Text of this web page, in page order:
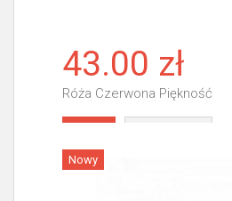
43.00 zł
Róża Czerwona Piękność
Nowy